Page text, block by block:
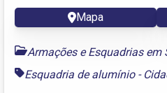
Mapa
Armações e Esquadrias em
Esquadria de alumínio -